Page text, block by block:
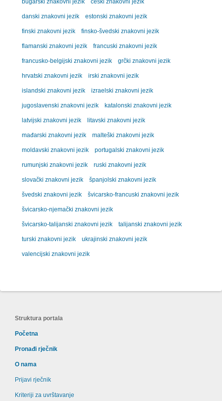
bugarski znakovni jezik češki znakovni jezik
danski znakovni jezik estonski znakovni jezik
finski znakovni jezik finsko-švedski znakovni jezik
flamanski znakovni jezik francuski znakovni jezik
francusko-belgijski znakovni jezik grčki znakovni jezik
hrvatski znakovni jezik irski znakovni jezik
islandski znakovni jezik izraelski znakovni jezik
jugoslavenski znakovni jezik katalonski znakovni jezik
latvijski znakovni jezik litavski znakovni jezik
mađarski znakovni jezik malteški znakovni jezik
moldavski znakovni jezik portugalski znakovni jezik
rumunjski znakovni jezik ruski znakovni jezik
slovački znakovni jezik španjolski znakovni jezik
švedski znakovni jezik švicarsko-francuski znakovni jezik
švicarsko-njemački znakovni jezik
švicarsko-talijanski znakovni jezik talijanski znakovni jezik
turski znakovni jezik ukrajinski znakovni jezik
valencijski znakovni jezik
Struktura portala
Početna
Pronađi rječnik
O nama
Prijavi rječnik
Kriteriji za uvrštavanje